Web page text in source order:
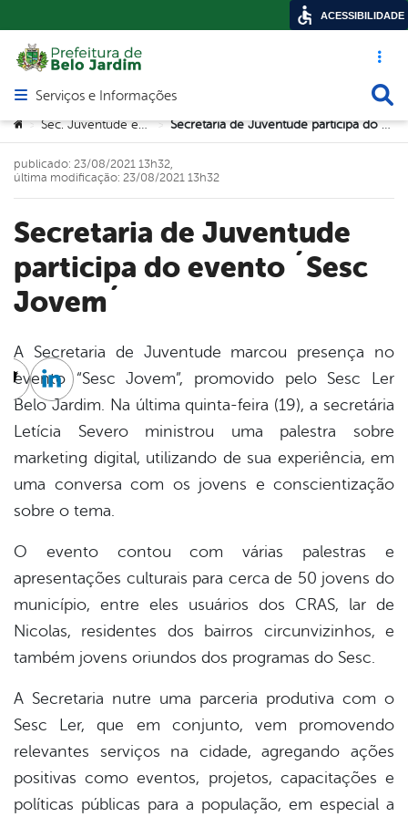
Acesso
Abrir menu principal de navegação
Serviços e Informações
Você está aqui:
> Sec. Juventude e Trabalho > Secretaria de Juventude participa do evento ´Sesc Jovem´
Secretaria de Juventude
participa do evento ´Sesc
Jovem´
publicado: 23/08/2021 13h32,
última modificação: 23/08/2021 13h32
A Secretaria de Juventude marcou presença no
evento “Sesc Jovem”, promovido pelo Sesc Ler
Belo Jardim. Na última quinta-feira (19), a secretária
Letícia Severo ministrou uma palestra sobre
marketing digital, utilizando de sua experiência, em
uma conversa com os jovens e conscientização
sobre o tema.
O evento contou com várias palestras e
apresentações culturais para cerca de 50 jovens do
município, entre eles usuários dos CRAS, lar de
Nicolas, residentes dos bairros circunvizinhos, e
também jovens oriundos dos programas do Sesc.
A Secretaria nutre uma parceria produtiva com o
Sesc Ler, que em conjunto, vem promovendo
relevantes serviços na cidade, agregando ações
positivas como eventos, projetos, capacitações e
políticas públicas para a população, em especial a
Twitter
Linkedin
ACESSIBILIDADE